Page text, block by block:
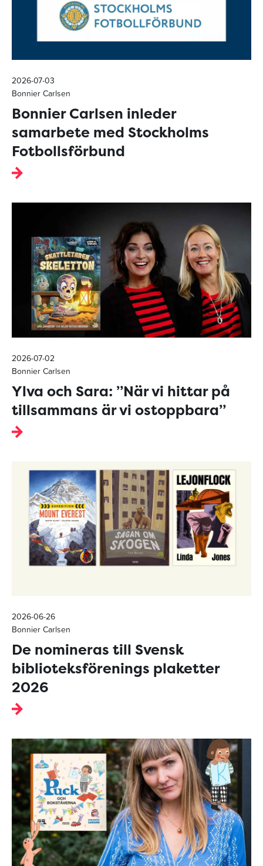
2026-07-03
Bonnier Carlsen
Bonnier Carlsen inleder
samarbete med Stockholms
Fotbollsförbund
2026-07-02
Bonnier Carlsen
Ylva och Sara: ”När vi hittar på
tillsammans är vi ostoppbara”
2026-06-26
Bonnier Carlsen
De nomineras till Svensk
biblioteksförenings plaketter
2026